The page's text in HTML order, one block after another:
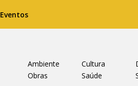
Eventos
Ambiente Cultura
Obras
Saúde